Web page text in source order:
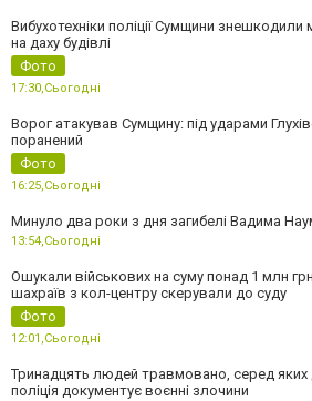
Вибухотехніки поліції Сумщини знешкодили
на даху будівлі
Фото
17:30,Сьогодні
Ворог атакував Сумщину: під ударами
поранений
Фото
16:25,Сьогодні
Минуло два роки з дня загибелі Вадима
13:54,Сьогодні
Ошукали військових на суму понад 1 млн
шахраїв з кол-центру скерували до суду
Фото
12:01,Сьогодні
Тринадцять людей травмовано, серед яких
поліція документує воєнні злочини